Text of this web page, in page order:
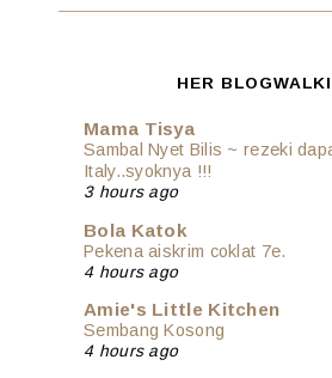
HER
Mama Tisya
Sambal Nyet Bilis ~ rezeki
Italy..syoknya !!!
3 hours ago
Bola Katok
Pekena aiskrim coklat 7e.
4 hours ago
Amie's Little Kitchen
Sembang Kosong
4 hours ago